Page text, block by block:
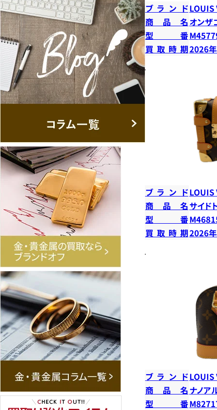
ブランドLOUIS
商品名 オンザ
型番
買取時期2026
ブランドLOUIS
商品名 サイド
型番
買取時期2026
ブランドLOUIS
商品名 ナノア
型番